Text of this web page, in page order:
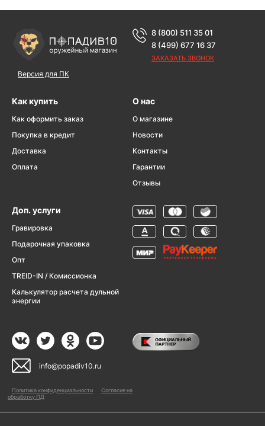
Версия для ПК
8 (800) 511 35 01
8 (499) 677 16 37
ЗАКАЗАТЬ ЗВОНОК
Как купить
Как оформить заказ
Покупка в кредит
Доставка
Оплата
О нас
О магазине
Новости
Контакты
Гарантии
Отзывы
Доп. услуги
Гравировка
Подарочная упаковка
Опт
TREID-IN / Комиссионка
Калькулятор расчета дульной
энергии
info@popadiv10.ru
Политика конфиденциальности
Согласие на
обработку ПД